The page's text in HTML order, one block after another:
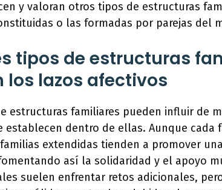
y valoran otros tipos de estructuras
o las formadas por parejas del
tipos de estructuras
los lazos afectivos
estructuras familiares pueden influir de
establecen dentro de ellas. Aunque cada
extendidas tienden a promover
así la solidaridad y el apoyo
suelen enfrentar retos adicionales,